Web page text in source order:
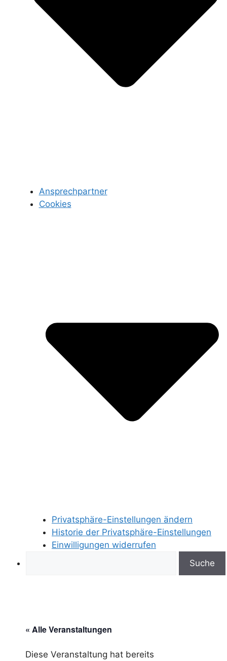
Ansprechpartner
Cookies
Privatsphäre-Einstellungen ändern
Historie der Privatsphäre-Einstellungen
Einwilligungen widerrufen
« Alle Veranstaltungen
Diese Veranstaltung hat bereits